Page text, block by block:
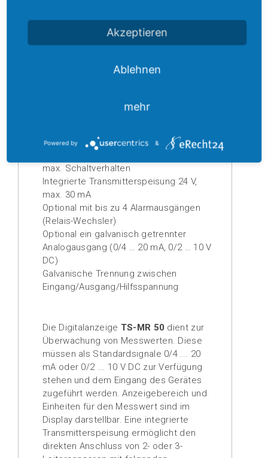
Vorgegebene Einheiten: mV, V, mA, A, Ω,
kΩ, μS / cm, mS / cm, °C, °F, min-1,
Ltr / Min, m³, m³ / h, ppm, eigene
Einheiten programmierbar
Automatische Drahtbrucherkennung im
Fehlerfall, Analogausgang zu- oder
max. Schaltverhalten
Integrierte Transmitterspeisung 24 V,
max. 30 mA
Optional mit bis zu 4 Alarmausgängen
(Relais-Wechsler)
Optional ein galvanisch getrennter
Analogausgang (0/4 … 20 mA, 0/2 … 10 V
DC)
Galvanische Trennung zwischen
Eingang/Ausgang/Hilfsspannung
Die Digitalanzeige TS-MR 50 dient zur
Überwachung von Messwerten. Diese
müssen als Standardsignale 0/4 ... 20
mA oder 0/2 ... 10 V DC zur Verfügung
stehen und dem Eingang des Gerätes
zugeführt werden. Anzeigebereich und
Einheiten für den Messwert sind im
Display darstellbar. Eine integrierte
Transmitterspeisung ermöglicht den
direkten Anschluss von 2- oder 3-
Akzeptieren
Ablehnen
mehr
Powered by &